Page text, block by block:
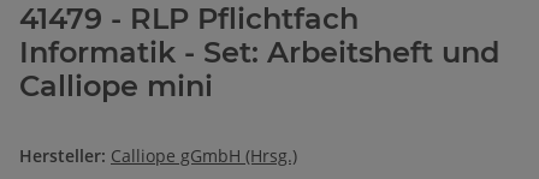
41479 - RLP Pflichtfach
Informatik - Set: Arbeitsheft und
Calliope mini
Hersteller: Calliope gGmbH (Hrsg.)